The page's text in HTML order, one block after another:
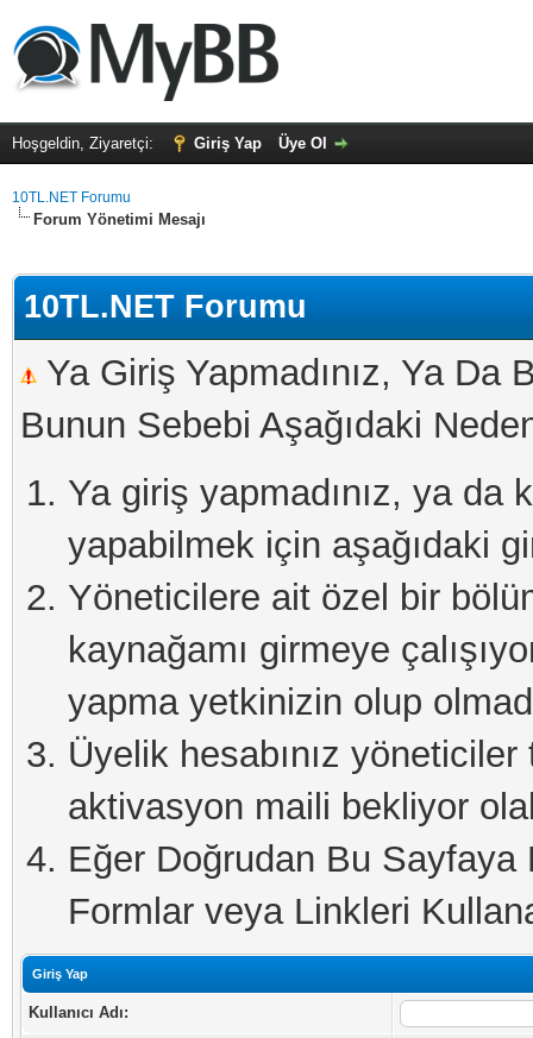
Hoşgeldin, Ziyaretçi: Giriş Yap Üye Ol
10TL.NET Forumu
Forum Yönetimi Mesajı
10TL.NET Forumu
Ya Giriş Yapmadınız, Ya
Bunun Sebebi Aşağıdaki
Ya giriş yapmadınız, ya da
yapabilmek için aşağıdaki
Yöneticilere ait özel bir
kaynağamı girmeye
yapma yetkinizin olup
Üyelik hesabınız
aktivasyon maili bekliyor
Eğer Doğrudan Bu
Formlar veya Linkleri
Giriş Yap
Kullanıcı Adı: